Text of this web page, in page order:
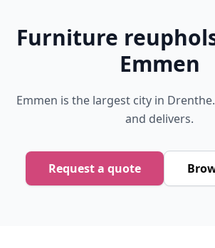
Furniture
Emmen
Emmen is the largest city in
and delivers.
Request a quote